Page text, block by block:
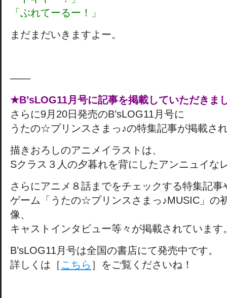
「ぶれてーるー！」
まだまだいきますよー。
——
★B’sLOG11月号に記事を掲載していただきま
さらに9月20日発売のB’sLOG11月号に
うたの☆プリンスさまっ♪の特集記事が掲載さ
描きおろしのアニメイラストは、
Sクラス３人の夕暮れを背にしたアンニュイな
さらにアニメ８話までをチェックする特集記事
ゲーム「うたの☆プリンスさまっ♪MUSIC」の
像、
キャストインタビュー等々が掲載されています
B’sLOG11月号は全国の書店にて発売中です。
詳しくは［ こちら ］をご覧くださいね！